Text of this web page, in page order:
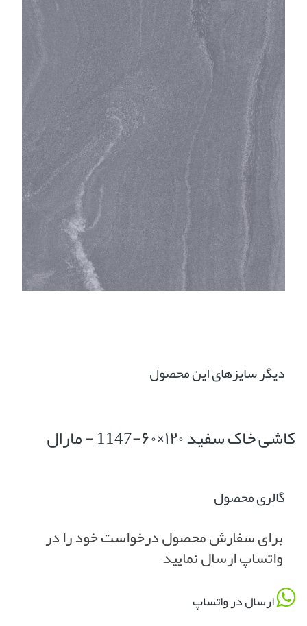
کاشی خاک سفید ۱۲۰×۶۰-1147 - مارال
دیگر سایزهای این محصول
گالری محصول
برای سفارش محصول درخواست خود را در
واتساپ ارسال نمایید
ارسال در واتساپ